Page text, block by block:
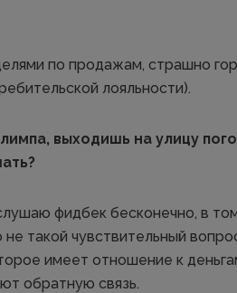
по продажам, страшно
лояльности).
выходишь на улицу
фидбек бесконечно, в
не такой чувствительный
имеет отношение к
обратную связь.